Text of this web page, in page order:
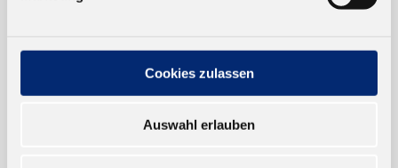
Cookies zulassen
Auswahl erlauben
Verkauf nur an Unternehmer,
Gewerbetreibende und öffentliche
Sinne des § 13 BGB. Alle Preise in Euro